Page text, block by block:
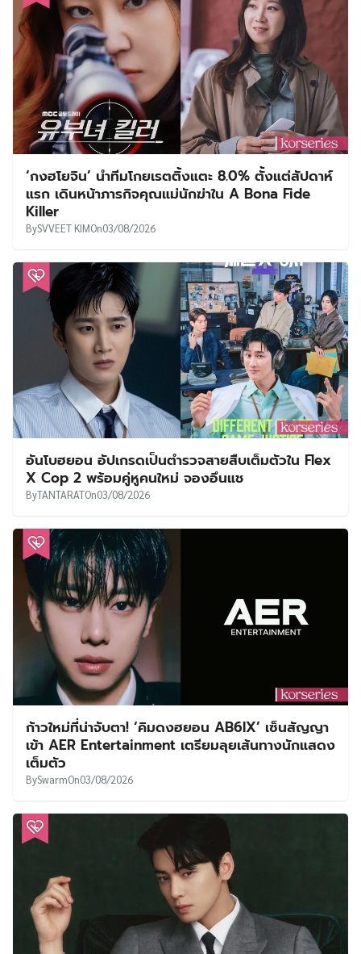
‘กงฮโยจิน’ นำทีมโกยเรตติ้งแตะ 8.0% ตั้งแต่สัปดาห์
แรก เดินหน้าภารกิจคุณแม่นักฆ่าใน A Bona Fide
Killer
BySVVEET KIMOn03/08/2026
อันโบฮยอน อัปเกรดเป็นตำรวจสายสืบเต็มตัวใน Flex
X Cop 2 พร้อมคู่หูคนใหม่ จองอึนแช
ByTANTARATOn03/08/2026
ก้าวใหม่ที่น่าจับตา! ‘คิมดงฮยอน AB6IX’ เซ็นสัญญา
เข้า AER Entertainment เตรียมลุยเส้นทางนักแสดง
เต็มตัว
BySwarmOn03/08/2026